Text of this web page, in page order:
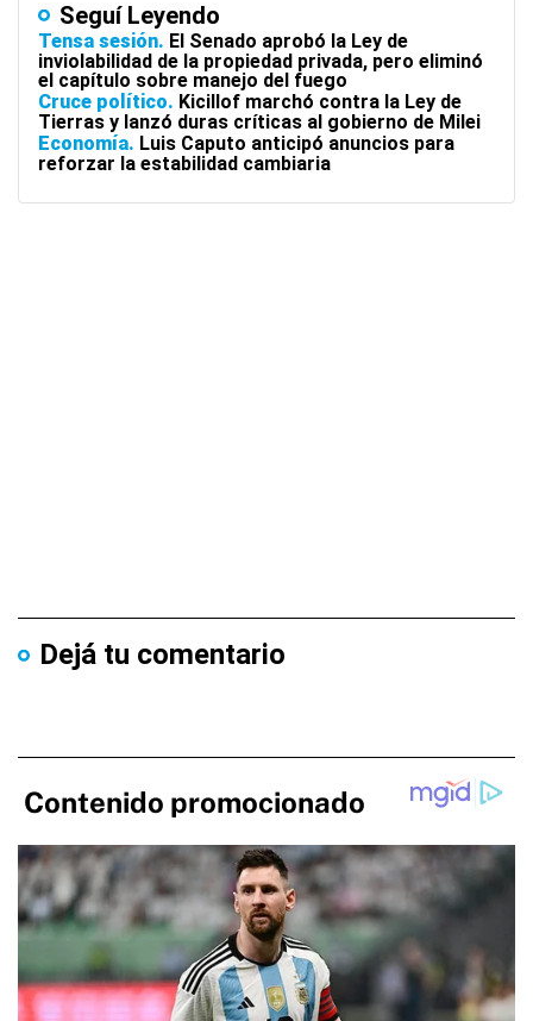
Seguí Leyendo
Tensa sesión El Senado aprobó la Ley de
inviolabilidad de la propiedad privada, pero eliminó
el capítulo sobre manejo del fuego
Cruce político Kicillof marchó contra la Ley de
Tierras y lanzó duras críticas al gobierno de Milei
Economía Luis Caputo anticipó anuncios para
reforzar la estabilidad cambiaria
Dejá tu comentario